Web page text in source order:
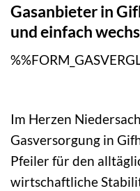
Gasanbieter in
und einfach
Im Herzen
Gasversorgung in
Pfeiler für den
wirtschaftliche